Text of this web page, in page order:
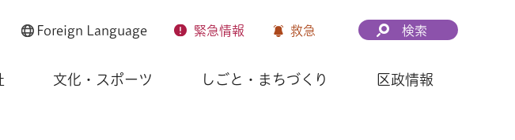
Foreign Language 緊急情報 救急 検索
文化・スポーツ しごと・まちづくり 区政情報